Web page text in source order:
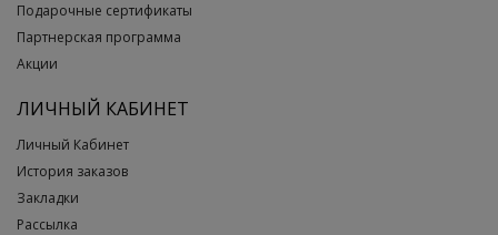
Подарочные сертификаты
Партнерская программа
Акции
ЛИЧНЫЙ КАБИНЕТ
Личный Кабинет
История заказов
Закладки
Рассылка